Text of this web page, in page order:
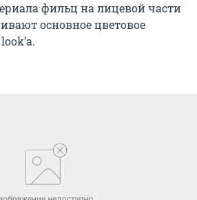
фильц на лицевой части
основное цветовое